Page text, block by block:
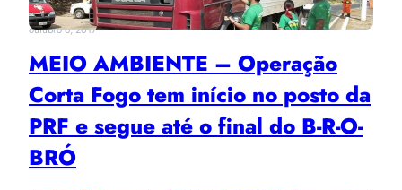
outubro 6, 2017
MEIO AMBIENTE – Operação
Corta Fogo tem início no posto da
PRF e segue até o final do B-R-O-
BRÓ